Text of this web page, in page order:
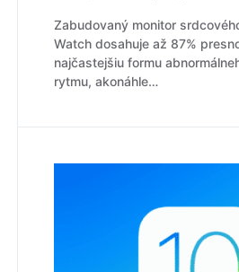
Zabudovaný monitor
Watch dosahuje až 87%
najčastejšiu formu
rytmu, akonáhle…